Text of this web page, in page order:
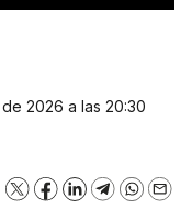
2026 a las 20:30
X Facebook
LinkedInTelegram